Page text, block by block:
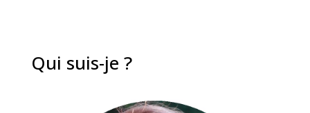
Qui suis-je ?